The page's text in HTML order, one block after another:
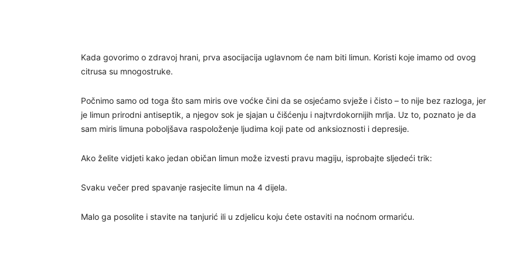
Kada govorimo o zdravoj hrani, prva asocijacija uglavnom će nam biti limun. Koristi koje imamo od ovog
citrusa su mnogostruke.
Počnimo samo od toga što sam miris ove voćke čini da se osjećamo svježe i čisto – to nije bez razloga, jer
je limun prirodni antiseptik, a njegov sok je sjajan u čišćenju i najtvrdokornijih mrlja. Uz to, poznato je da
sam miris limuna poboljšava raspoloženje ljudima koji pate od anksioznosti i depresije.
Ako želite vidjeti kako jedan običan limun može izvesti pravu magiju, isprobajte sljedeći trik:
Svaku večer pred spavanje rasjecite limun na 4 dijela.
Malo ga posolite i stavite na tanjurić ili u zdjelicu koju ćete ostaviti na noćnom ormariću.